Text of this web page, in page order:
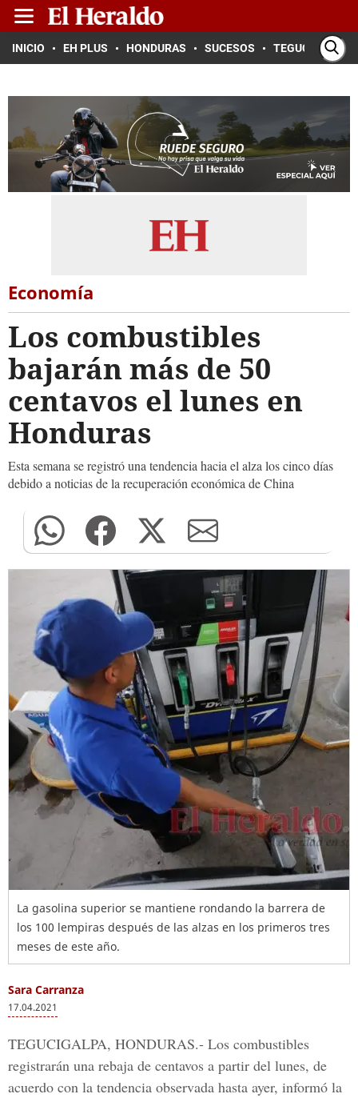
INICIO EH PLUS HONDURAS SUCESOS TEGUCIGALPA
Economía
Los combustibles
bajarán más de 50
centavos el lunes en
Honduras
Esta semana se registró una tendencia hacia el alza los cinco días
debido a noticias de la recuperación económica de China
La gasolina superior se mantiene rondando la barrera de
los 100 lempiras después de las alzas en los primeros tres
meses de este año.
Sara Carranza
17.04.2021
TEGUCIGALPA, HONDURAS.- Los combustibles
registrarán una rebaja de centavos a partir del lunes, de
acuerdo con la tendencia observada hasta ayer, informó la